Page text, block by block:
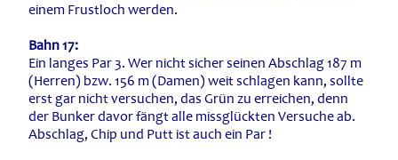
einem Frustloch werden.
Bahn 17:
Ein langes Par 3. Wer nicht sicher seinen Abschlag 187 m
(Herren) bzw. 156 m (Damen) weit schlagen kann, sollte
erst gar nicht versuchen, das Grün zu erreichen, denn
der Bunker davor fängt alle missglückten Versuche ab.
Abschlag, Chip und Putt ist auch ein Par !